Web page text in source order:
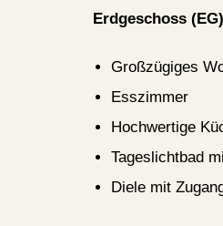
Erdgeschoss
Großzügiges
Esszimmer
Hochwertige
Tageslichtbad
Diele mit